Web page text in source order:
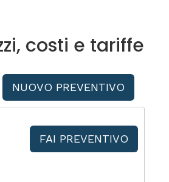
costi e tariffe
NUOVO PREVENTIVO
FAI PREVENTIVO